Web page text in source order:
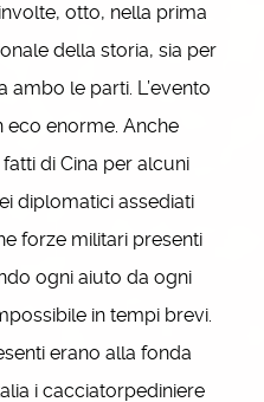
otto, nella prima
della storia, sia per
le parti. L’evento
eco enorme. Anche
di Cina per alcuni
diplomatici assediati
forze militari presenti
ogni aiuto da ogni
in tempi brevi.
erano alla fonda
i cacciatorpediniere